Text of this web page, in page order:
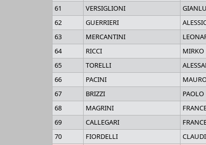
61
VERSIGLIONI
62
GUERRIERI
63
MERCANTINI
64
RICCI MIRKO
65
TORELLI
66
PACINI
67
BRIZZI PAOLO
68
MAGRINI
69
CALLEGARI
70
FIORDELLI